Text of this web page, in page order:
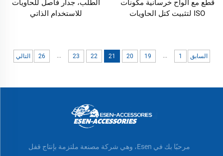
قطع مع ألواح خرسانية مكونات
ISO لتثبيت كتل الحاويات
الطلب، جدار فاصل للحاويات
للاستخدام الذاتي
السابق 1
...
19
20
21
22
23
...
26 التالي
مرحبًا بك في Esen، وهي شركة مصنعة ملتزمة بإنتاج قفل